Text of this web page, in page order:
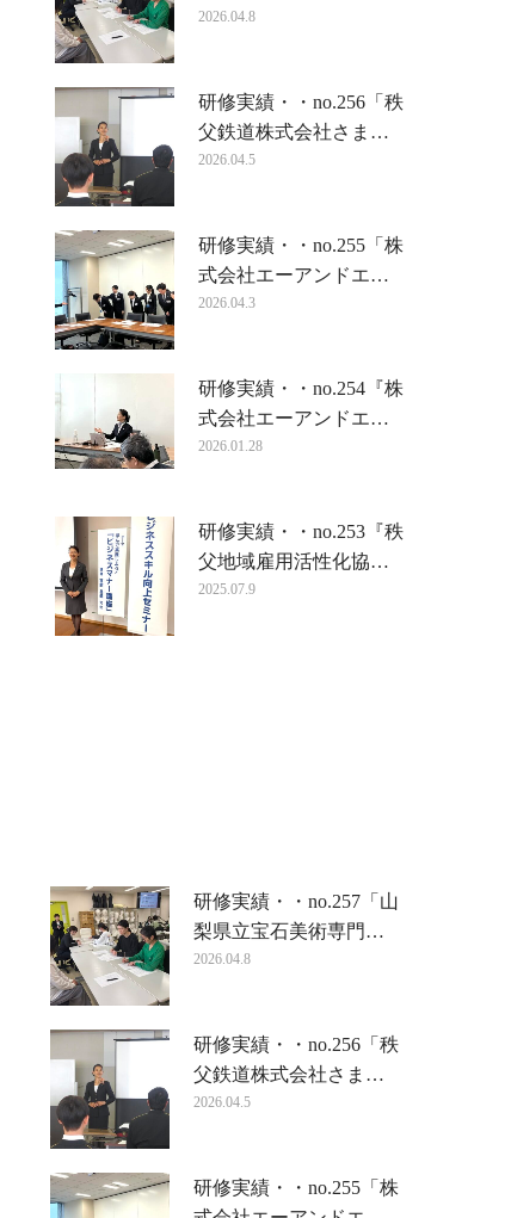
2026.04.8
研修実績・・no.256「秩
父鉄道株式会社さま…
2026.04.5
研修実績・・no.255「株
式会社エーアンドエ…
2026.04.3
研修実績・・no.254『株
式会社エーアンドエ…
2026.01.28
研修実績・・no.253『秩
父地域雇用活性化協…
2025.07.9
研修実績・・no.257「山
梨県立宝石美術専門…
2026.04.8
研修実績・・no.256「秩
父鉄道株式会社さま…
2026.04.5
研修実績・・no.255「株